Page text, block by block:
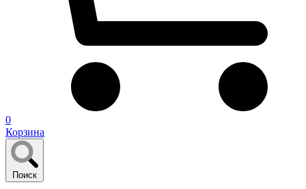
0
Корзина
Поиск